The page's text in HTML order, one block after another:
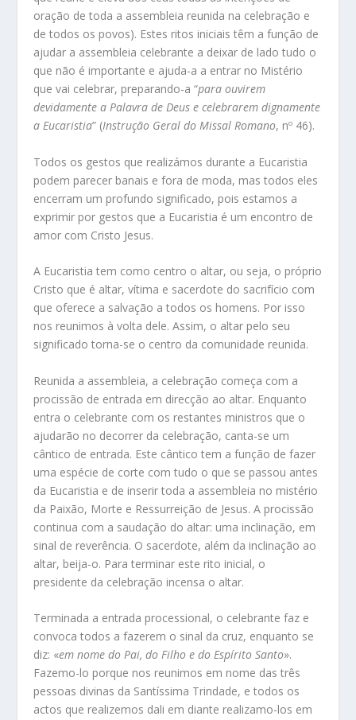
oração de toda a assembleia reunida na celebração e
de todos os povos). Estes ritos iniciais têm a função de
ajudar a assembleia celebrante a deixar de lado tudo o
que não é importante e ajuda-a a entrar no Mistério
que vai celebrar, preparando-a “para ouvirem
devidamente a Palavra de Deus e celebrarem dignamente
a Eucaristia” (Instrução Geral do Missal Romano, nº 46).
Todos os gestos que realizámos durante a Eucaristia
podem parecer banais e fora de moda, mas todos eles
encerram um profundo significado, pois estamos a
exprimir por gestos que a Eucaristia é um encontro de
amor com Cristo Jesus.
A Eucaristia tem como centro o altar, ou seja, o próprio
Cristo que é altar, vítima e sacerdote do sacrifício com
que oferece a salvação a todos os homens. Por isso
nos reunimos à volta dele. Assim, o altar pelo seu
significado torna-se o centro da comunidade reunida.
Reunida a assembleia, a celebração começa com a
procissão de entrada em direcção ao altar. Enquanto
entra o celebrante com os restantes ministros que o
ajudarão no decorrer da celebração, canta-se um
cântico de entrada. Este cântico tem a função de fazer
uma espécie de corte com tudo o que se passou antes
da Eucaristia e de inserir toda a assembleia no mistério
da Paixão, Morte e Ressurreição de Jesus. A procissão
continua com a saudação do altar: uma inclinação, em
sinal de reverência. O sacerdote, além da inclinação ao
altar, beija-o. Para terminar este rito inicial, o
presidente da celebração incensa o altar.
Terminada a entrada processional, o celebrante faz e
convoca todos a fazerem o sinal da cruz, enquanto se
diz: «em nome do Pai, do Filho e do Espírito Santo».
Fazemo-lo porque nos reunimos em nome das três
pessoas divinas da Santíssima Trindade, e todos os
actos que realizemos dali em diante realizamo-los em